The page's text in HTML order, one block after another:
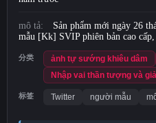
Đăng nhập
đăng ký
mô tả:
Sản phẩm mới ngày 26
mẫu [Kk] SVIP phiên bản cao cấp,
分类 ảnh tự sướng khiêu dâm
Nhập vai thần tượng và
标签 Twitter người mẫu